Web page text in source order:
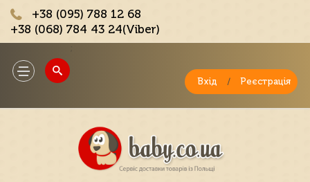
+38 (095) 788 12 68
+38 (068) 784 43 24(Viber)
Toggle
navigation
Вхід / Реєстрація